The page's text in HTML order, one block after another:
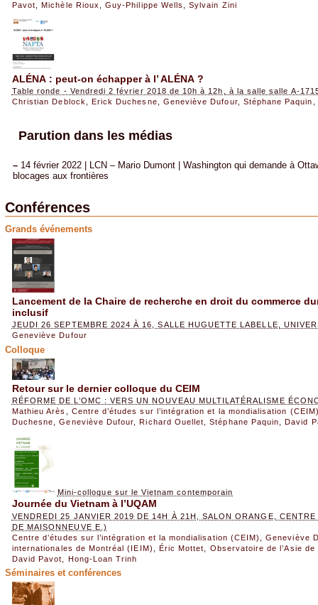
Pavot
Michèle Rioux ,Guy-Philippe Wells ,Sylvain Zini
ALÉNA : peut-on échapper à l’ ALÉNA ?
Table ronde - Vendredi 2 février 2018 de 10h à 12h, à la salle salle A-
Christian Deblock
Erick Duchesne Geneviève Dufour, Stéphane Paquin
Parution dans les médias
– 14 février 2022 | LCN – Mario Dumont | Washington qui demande à
blocages aux frontières
Conférences
Grands événements
Lancement de la Chaire de recherche en droit du commerce
inclusif
JEUDI 26 SEPTEMBRE 2024 À 16, SALLE HUGUETTE LABELLE,
Geneviève Dufour
Colloque
Retour sur le dernier colloque du CEIM
RÉFORME DE L’OMC : VERS UN NOUVEAU MULTILATÉRALISME
Mathieu Arès , Centre d’études sur l’intégration et la mondialisation
Duchesne,Geneviève Dufour, Richard Ouellet,Stéphane Paquin, David
Mini-colloque sur le Vietnam contemporain
Journée du Vietnam à l’UQAM
VENDREDI 25 JANVIER 2019 DE 14H À 21H, SALON ORANGE,
DE MAISONNEUVE E.)
Centre d’études sur l’intégration et la mondialisation (CEIM)
,Geneviève
internationales de Montréal (IEIM)
Éric Mottet
Observatoire de l’Asie de
David Pavot
Hong-Loan Trinh
Séminaires et conférences